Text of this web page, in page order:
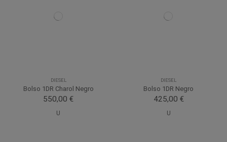
DIESEL
Bolso 1DR Charol Negro
550,00 €
U
DIESEL
Bolso 1DR Negro
425,00 €
U